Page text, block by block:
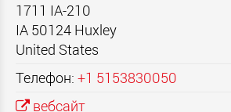
1711 IA-210
IA 50124 Huxley
United States
Телефон: +1 5153830050
вебсайт